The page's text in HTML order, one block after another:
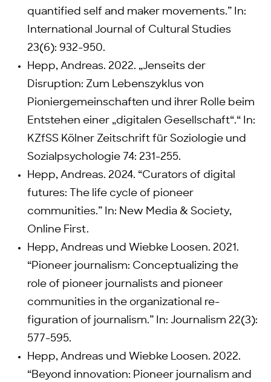
quantified self and maker movements.” In:
International Journal of Cultural Studies
23(6): 932-950.
Hepp, Andreas. 2022. „Jenseits der
Disruption: Zum Lebenszyklus von
Pioniergemeinschaften und ihrer Rolle beim
Entstehen einer „digitalen Gesellschaft“.“ In:
KZfSS Kölner Zeitschrift für Soziologie und
Sozialpsychologie 74: 231-255.
Hepp, Andreas. 2024. “Curators of digital
futures: The life cycle of pioneer
communities.” In: New Media & Society,
Online First.
Hepp, Andreas und Wiebke Loosen. 2021.
“Pioneer journalism: Conceptualizing the
role of pioneer journalists and pioneer
communities in the organizational re-
figuration of journalism.” In: Journalism 22(3):
577-595.
Hepp, Andreas und Wiebke Loosen. 2022.
“Beyond innovation: Pioneer journalism and